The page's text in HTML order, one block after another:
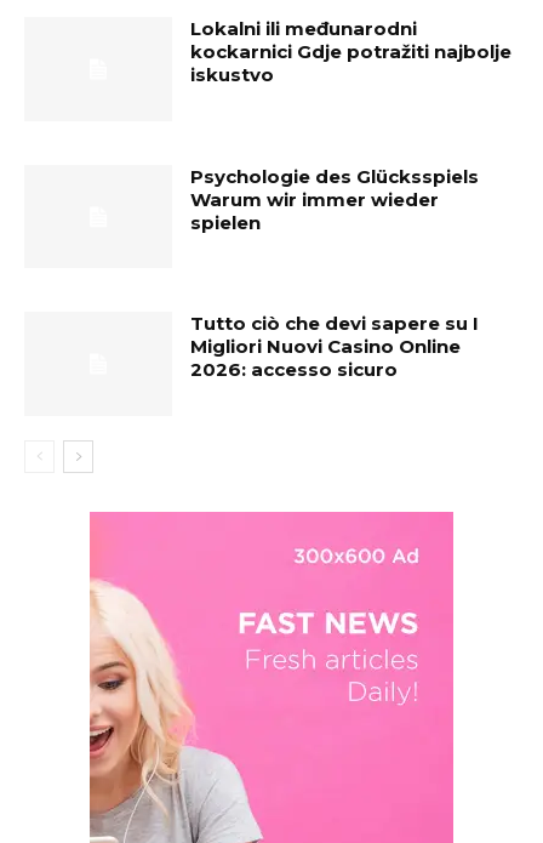
Lokalni ili međunarodni
kockarnici Gdje potražiti najbolje
iskustvo
Psychologie des Glücksspiels
Warum wir immer wieder
spielen
Tutto ciò che devi sapere su I
Migliori Nuovi Casino Online
2026: accesso sicuro